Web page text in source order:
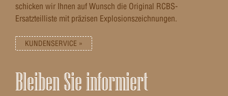
schicken wir Ihnen auf Wunsch die Original RCBS-
Ersatzteilliste mit präzisen Explosionszeichnungen.
KUNDENSERVICE »
Bleiben Sie informiert